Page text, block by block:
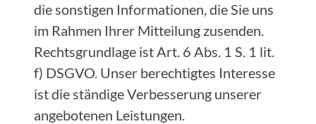
die sonstigen Informationen, die Sie uns
im Rahmen Ihrer Mitteilung zusenden.
Rechtsgrundlage ist Art. 6 Abs. 1 S. 1 lit.
f) DSGVO. Unser berechtigtes Interesse
ist die ständige Verbesserung unserer
angebotenen Leistungen.